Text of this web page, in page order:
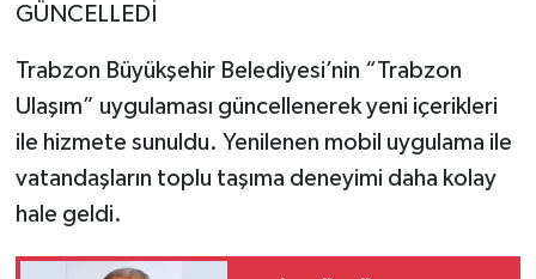
GÜNCELLEDİ
Trabzon Büyükşehir Belediyesi’nin “Trabzon
Ulaşım” uygulaması güncellenerek yeni içerikleri
ile hizmete sunuldu. Yenilenen mobil uygulama ile
vatandaşların toplu taşıma deneyimi daha kolay
hale geldi.